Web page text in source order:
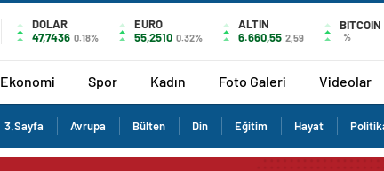
DOLAR
47,7436 0.18%
EURO
55,2510 0.32%
ALTIN
6.660,55 2,59
BITCOIN
%
Ekonomi Spor Kadın Foto Galeri Videolar
3.Sayfa Avrupa Bülten Din Eğitim Hayat